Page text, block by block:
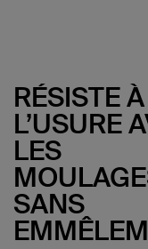
RÉSISTE À
L’USURE
LES
SANS